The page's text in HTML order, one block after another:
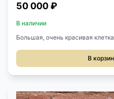
50 000 ₽
В наличии
Большая, очень красивая
резьба. Размер 36х36х73h см.
В